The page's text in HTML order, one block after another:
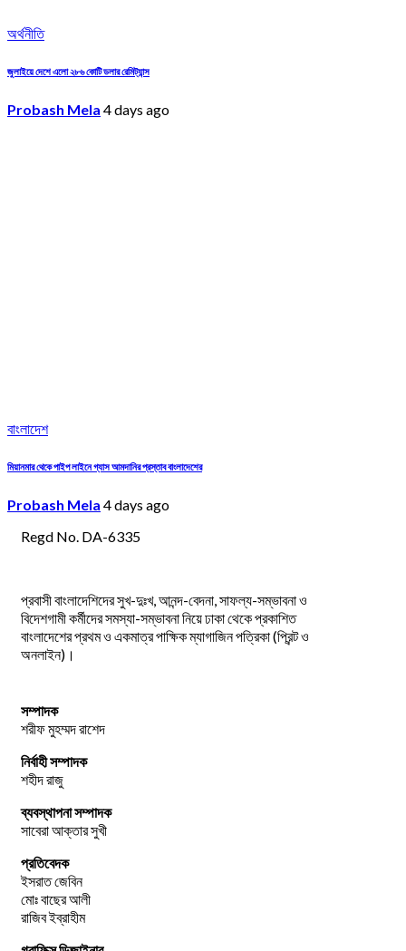
অর্থনীতি
জুলাইয়ে দেশে এলো ২৮৬ কোটি ডলার রেমিট্যান্স
Probash Mela 4 days ago
বাংলাদেশ
মিয়ানমার থেকে পাইপ লাইনে গ্যাস আমদানির প্রস্তাব বাংলাদেশের
Probash Mela 4 days ago
Regd No. DA-6335
প্রবাসী বাংলাদেশিদের সুখ-দুঃখ, আনন্দ-বেদনা, সাফল্য-সম্ভাবনা ও
বিদেশগামী কর্মীদের সমস্যা-সম্ভাবনা নিয়ে ঢাকা থেকে প্রকাশিত
বাংলাদেশের প্রথম ও একমাত্র পাক্ষিক ম্যাগাজিন পত্রিকা (প্রিন্ট ও
অনলাইন)।
সম্পাদক
শরীফ মুহম্মদ রাশেদ
নির্বাহী সম্পাদক
শহীদ রাজু
ব্যবস্থাপনা সম্পাদক
সাবেরা আক্তার সুখী
প্রতিবেদক
ইসরাত জেবিন
মোঃ বাছের আলী
রাজিব ইব্রাহীম